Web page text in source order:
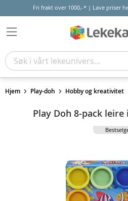
Fri frakt over 1000,-* | Lave priser
Hjem Play-doh Hobby og kreativitet
Play Doh 8-pack